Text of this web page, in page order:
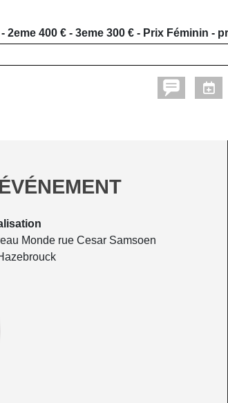
2eme 400 € - 3eme 300 € - Prix Féminin -
Monde rue Cesar Samsoen